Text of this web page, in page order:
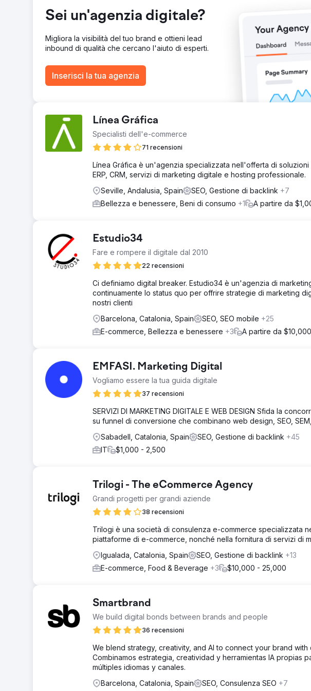
assegnato il posizionamento in prima pagina a oltre 20 parole chiave in 3
cliente è apparso ben 5 volte in prima pagina! 3 – La nuova funzionalità di
cliente per nome. Quindi non solo il sito web, ma anche il nome del cliente è
lavori precedenti del sito del cliente sono state scansionate da Google.
Vai alla pagina agenzia
Sei un'agenzia digitale?
Migliora la visibilità del tuo brand e ottieni lead
inbound di qualità che cercano l'aiuto di esperti.
Inserisci la tua agenzia
Línea Gráfica
Specialisti dell'e-commerce
71 recensioni
Línea Gráfica è un'agenzia specializzata nell'offerta di
ERP, CRM, servizi di marketing digitale e hosting professionale.
Seville, Andalusia, Spain
SEO, Gestione di backlink +7
Bellezza e benessere, Beni di consumo +1 A partire da
Estudio34
Fare e rompere il digitale dal 2010
22 recensioni
Ci definiamo digital breaker. Estudio34 è un'agenzia di
continuamente lo status quo per offrire strategie di marketing
nostri clienti
Barcelona, Catalonia, Spain
SEO, SEO mobile +25
E-commerce, Bellezza e benessere +3 A partire da $10,000
EMFASI. Marketing Digital
Vogliamo essere la tua guida digitale
37 recensioni
SERVIZI DI MARKETING DIGITALE E WEB DESIGN Sfida la
su funnel di conversione che combinano web design, SEO,
Sabadell, Catalonia, Spain
SEO, Gestione di backlink +45
IT
$1,000 - 2,500
Trilogi - The eCommerce Agency
Grandi progetti per grandi aziende
38 recensioni
Trilogi è una società di consulenza e-commerce specializzata
piattaforme di e-commerce, nonché nella fornitura di servizi di
Igualada, Catalonia, Spain
SEO, Gestione di backlink +13
E-commerce, Food & Beverage +3 $10,000 - 25,000
Smartbrand
We build digital bonds between brands and people
36 recensioni
We blend strategy, creativity, and AI to connect your brand
Combinamos estrategia, creatividad y herramientas IA propias
múltiples idiomas y canales.
Barcelona, Catalonia, Spain
SEO, Consulenza SEO +7